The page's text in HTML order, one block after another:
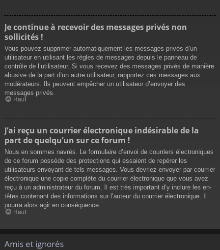
Je continue à recevoir des messages privés non
sollicités !
Vous pouvez supprimer automatiquement les messages privés d’un
utilisateur en utilisant les règles de messages depuis le panneau de
contrôle de l’utilisateur. Si vous recevez des messages privés de manière
abusive de la part d’un autre utilisateur, rapportez ces messages aux
modérateurs. Ils peuvent empêcher un utilisateur d’envoyer des
messages privés.
Haut
J’ai reçu un courrier électronique indésirable de la
part de quelqu’un sur ce forum !
Nous en sommes navrés. Le formulaire d’envoi de courriers électroniques
de ce forum possède des protections qui essaient de repérer les
utilisateurs envoyant de tels messages. Vous devriez envoyer par courrier
électronique une copie complète du courrier électronique que vous avez
reçu à un administrateur du forum. Il est très important d’y inclure les en-
têtes contenant des informations sur l’auteur du courrier électronique. Il
pourra alors agir en conséquence.
Haut
Amis et ignorés